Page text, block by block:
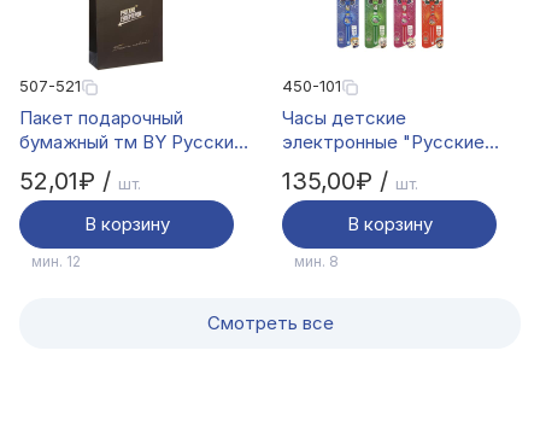
507-521
Пакет подарочный
бумажный тм BY Русские
Супергерои, 25x35x9 см,
16 +
52,01₽ / шт.
В корзину
мин. 12
450-101
Часы детские
электронные "Русские
Супергерои", PVC,
пластик, 1*LR41, тм BY
135,00₽ / шт.
В корзину
мин. 8
Смотреть все